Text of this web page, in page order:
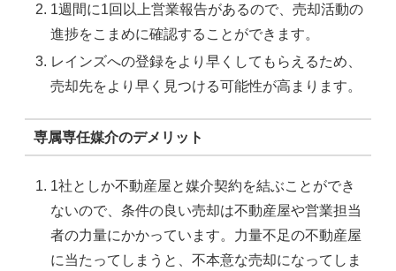
1週間に1回以上営業報告があるので、売却活動の
進捗をこまめに確認することができます。
レインズへの登録をより早くしてもらえるため、
売却先をより早く見つける可能性が高まります。
専属専任媒介のデメリット
1社としか不動産屋と媒介契約を結ぶことができ
ないので、条件の良い売却は不動産屋や営業担当
者の力量にかかっています。力量不足の不動産屋
に当たってしまうと、不本意な売却になってしま